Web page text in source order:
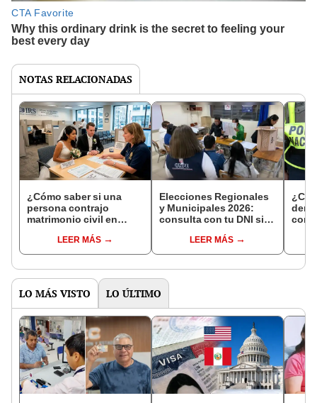
NOTAS RELACIONADAS
¿Cómo saber si una
persona contrajo
matrimonio civil en
LEER MÁS
Elecciones Regionales
y Municipales 2026:
consulta con tu DNI si
de mesa para este 4 de
octubre en el link oficial
LEER MÁS
con
LO MÁS VISTO LO ÚLTIMO